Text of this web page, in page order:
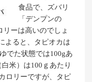
食品で、ズバリ
「デンプンの
ーは高いのでしょ
よると、タピオカは
でた状態では100gあ
米）は100ｇあたり
ロリーですが、タピ